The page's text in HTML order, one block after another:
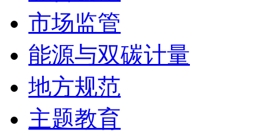
市场监管
能源与双碳计量
地方规范
主题教育